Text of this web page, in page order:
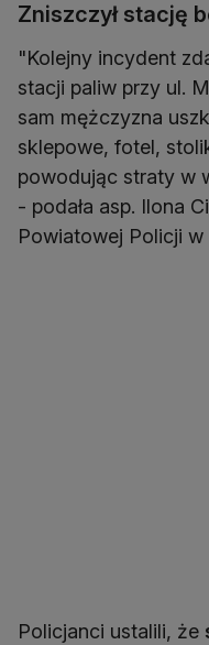
Zniszczył stację
"Kolejny incydent
stacji paliw przy ul.
sam mężczyzna
sklepowe, fotel,
powodując straty w
- podała asp. Ilona
Powiatowej Policji w
Policjanci ustalili, że